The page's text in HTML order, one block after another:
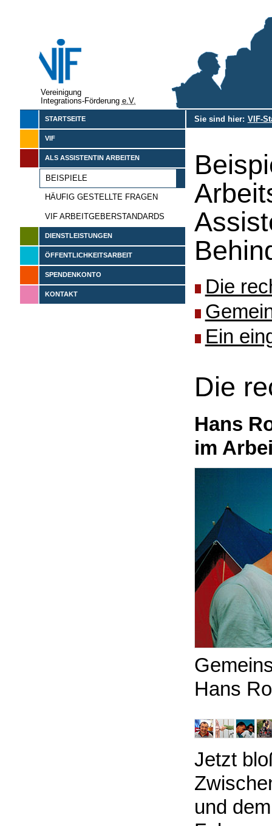
Vereinigung
Integrations-Förderung e.V.
STARTSEITE
VIF
ALS ASSISTENTIN ARBEITEN
BEISPIELE
HÄUFIG GESTELLTE FRAGEN
VIF ARBEITGEBERSTANDARDS
DIENSTLEISTUNGEN
ÖFFENTLICHKEITSARBEIT
SPENDENKONTO
KONTAKT
Sie sind hier: VIF-
Die
Ein
Die
Hans
im
Hans
Jetzt
und